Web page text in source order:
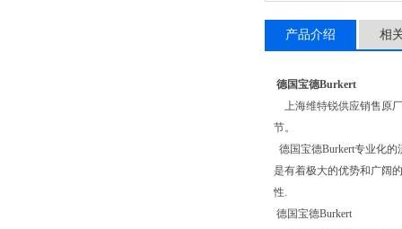
产品介绍 相
德国宝德Burkert
上海维特锐供应销售原
节。
德国宝德Burkert专业化
是有着极大的优势和广阔
性.
德国宝德Burkert